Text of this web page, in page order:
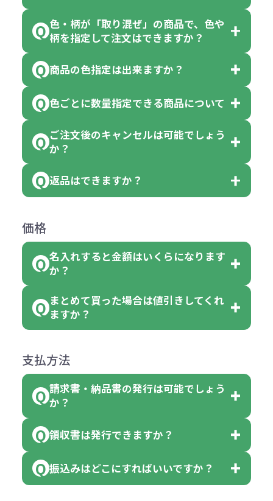
一部商品（※）を除き、注文可能数
です。
ります。
【例】注文可能数が100個の場合
は、100個以上でしたら、何個でも
可能です。
色・柄が「取り混ぜ」の商品で、色や
柄を指定して注文はできますか？
「色・柄 取り混ぜ」のラベルがつい
ている商品は、色指定不可となって
ん。
但し、ロゴなど名入れ印刷をされる
費用）
商品の色指定は出来ますか？
色指定できる商品もございますが商
品の詳細に「色・柄 取り混ぜ」のラ
ベルや商品画像に「〇色取混ぜ」な
れ等分で100個ずつ入って参ります。
（割り切れない場合は数個単位で前
後する場合もございます）
色指定できる商品に付きましては商
品詳細の購入の所で色が選べるよう
になっております。
色ごとに数量指定できる商品について
「選べる本体色」のラベルが付いて
す。
い。
例えば…
クエアトート」を300個注文した場
クエアトート」は10個単位でしたら
色を指定出来るので、ピンクを100
個、ブルーを90個、イエローを110
【色指定の仕方】
ご注文後のキャンセルは可能でしょう
か？
お客様都合でのキャンセルは、制作
がございます。
ご注文の際は、十分にご確認・ご検
返品はできますか？
めご了承ください。
ただし下記の場合は承っております
●初期不良または不良品（破損、故
障）の場合
合
●名入れ、オリジナルの内容が異な
っていた場合
または返金にて対応させていただき
ます。
その際不良品については送料着払い
価格
名入れすると金額はいくらになります
か？
名入れありの場合の代金の計算方法
は下記の通りです。
計算例：
＜1色印刷の場合＞
（提供価格（商品代）+名入れ費用
（印刷代））×枚数+製版代
（提供価格（商品代）+名入れ費用
まとめて買った場合は値引きしてくれ
ますか？
商品によりますが、お見積もりさせ
ていただきます。
見積もりサポートから個別でお問い
支払方法
請求書・納品書の発行は可能でしょう
か？
会員様はマイページより各種帳票の
ダウンロードが可能です。
詳しくはこちらはご確認ください。
領収書は発行できますか？
会員様はマイページより各種帳票の
振込みはどこにすればいいですか？